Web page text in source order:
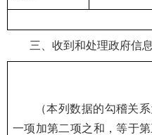
三、收到和处理政府信
（本列数据的勾稽关
一项加第二项之和，等于